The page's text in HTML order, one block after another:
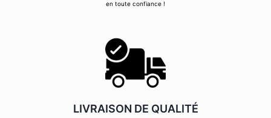
en toute confiance !
LIVRAISON DE QUALITÉ